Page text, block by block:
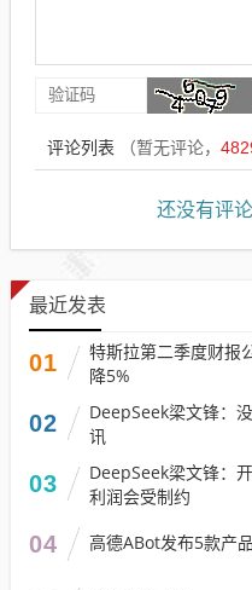
评论列表 （暂无评论，
还没有评
最近发表
01
特斯拉第二季度财报
降5%
02
DeepSeek梁文锋：
讯
03
DeepSeek梁文锋：
利润会受制约
04 高德ABot发布5款产